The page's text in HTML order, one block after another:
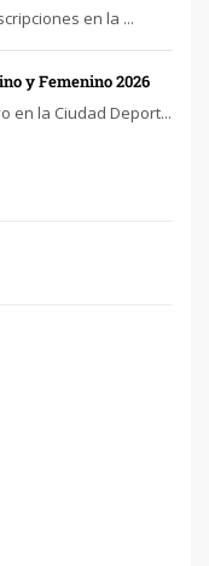
en la ...
y Femenino 2026
en la Ciudad Deport...